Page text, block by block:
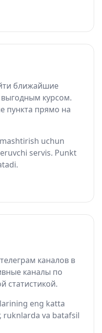
ближайшие
курсом.
пункта прямо на
uchun
servis. Punkt
каналов в
каналы по
статистикой.
eng katta
ruknlarda va batafsil